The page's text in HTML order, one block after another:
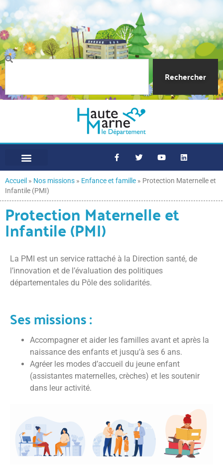
Rechercher
Accueil » Nos missions » Enfance et famille » Protection Maternelle et
Infantile (PMI)
Protection Maternelle et
Infantile (PMI)
La PMI est un service rattaché à la Direction santé, de
l’innovation et de l’évaluation des politiques
départementales du Pôle des solidarités.
Ses missions :
Accompagner et aider les familles avant et après la
naissance des enfants et jusqu’à ses 6 ans.
Agréer les modes d’accueil du jeune enfant
(assistantes maternelles, crèches) et les soutenir
dans leur activité.